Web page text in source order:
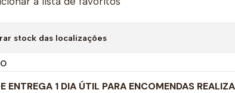
stock das localizações
ENTREGA 1 DIA ÚTIL PARA ENCOMENDAS